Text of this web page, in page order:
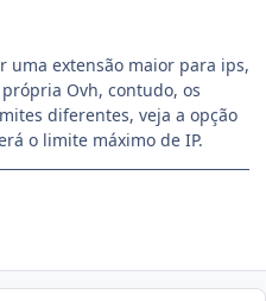
uma extensão maior para ips,
Ovh, contudo, os
diferentes, veja a opção
o limite máximo de IP.